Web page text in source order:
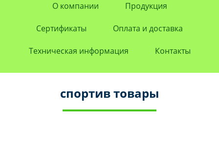
О компании Продукция
Сертификаты Оплата и доставка
Техническая информация Контакты
спортив товары